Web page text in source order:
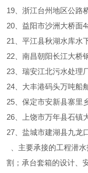
19、浙江台州地区公路
20、益阳市沙洲大桥面
21、平江县秋湖水库水
22、南昌朝阳长江大桥
23、瑞安江北污水处理
24、大丰港码头万吨船
25、保定市安新县寨里
26、上饶市万年县石镇
27、盐城市建湖县九龙
、主要承接的工程潜
割；承台套箱的设计、